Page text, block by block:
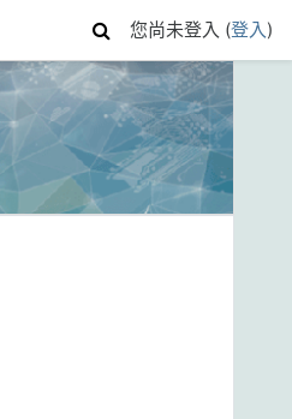
您尚未登入 (登入)